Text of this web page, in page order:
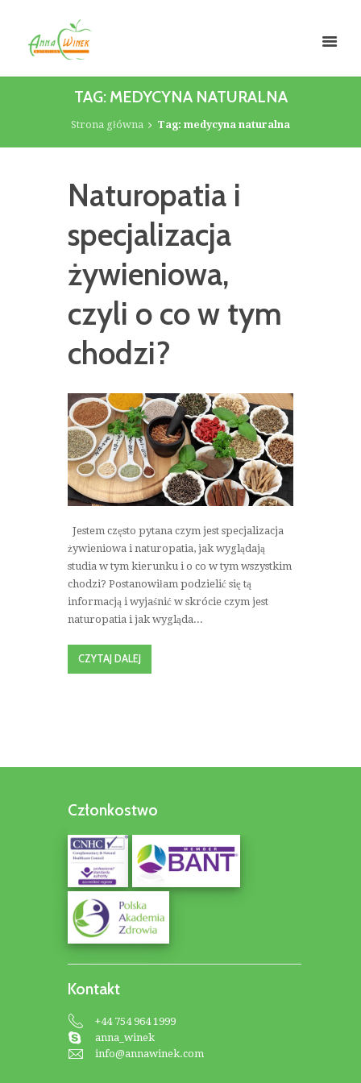
TAG: MEDYCYNA NATURALNA
Strona główna Tag: medycyna naturalna
Naturopatia i
specjalizacja
żywieniowa,
czyli o co w tym
chodzi?
Jestem często pytana czym jest specjalizacja
żywieniowa i naturopatia, jak wyglądają
studia w tym kierunku i o co w tym wszystkim
chodzi? Postanowiłam podzielić się tą
informacją i wyjaśnić w skrócie czym jest
naturopatia i jak wygląda...
CZYTAJ DALEJ
Członkostwo
Kontakt
+44 754 964 1999
anna_winek
info@annawinek.com